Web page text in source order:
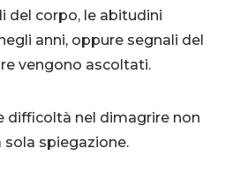
del corpo, le abitudini
anni, oppure segnali del
vengono ascoltati.
difficoltà nel dimagrire non
sola spiegazione.